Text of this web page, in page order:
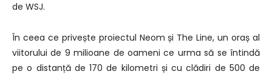
de WSJ.
În ceea ce privește proiectul Neom și The Line, un oraș al
viitorului de 9 milioane de oameni ce urma să se întindă
pe o distanță de 170 de kilometri și cu clădiri de 500 de